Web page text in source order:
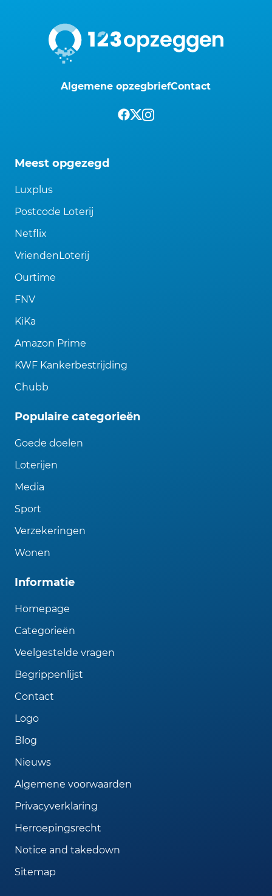
Algemene opzegbriefContact
Meest opgezegd
Luxplus
Postcode Loterij
Netflix
VriendenLoterij
Ourtime
FNV
KiKa
Amazon Prime
KWF Kankerbestrijding
Chubb
Populaire categorieën
Goede doelen
Loterijen
Media
Sport
Verzekeringen
Wonen
Informatie
Homepage
Categorieën
Veelgestelde vragen
Begrippenlijst
Contact
Logo
Blog
Nieuws
Algemene voorwaarden
Privacyverklaring
Herroepingsrecht
Notice and takedown
Sitemap